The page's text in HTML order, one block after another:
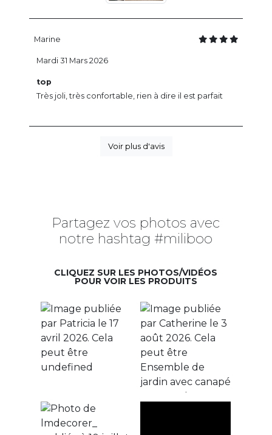
Marine
top
Très joli, très confortable, rien à dire il est parfait
Mardi 31 Mars 2026
Voir plus d'avis
Partagez vos photos avec
notre hashtag #miliboo
CLIQUEZ SUR LES PHOTOS/VIDÉOS
POUR VOIR LES PRODUITS